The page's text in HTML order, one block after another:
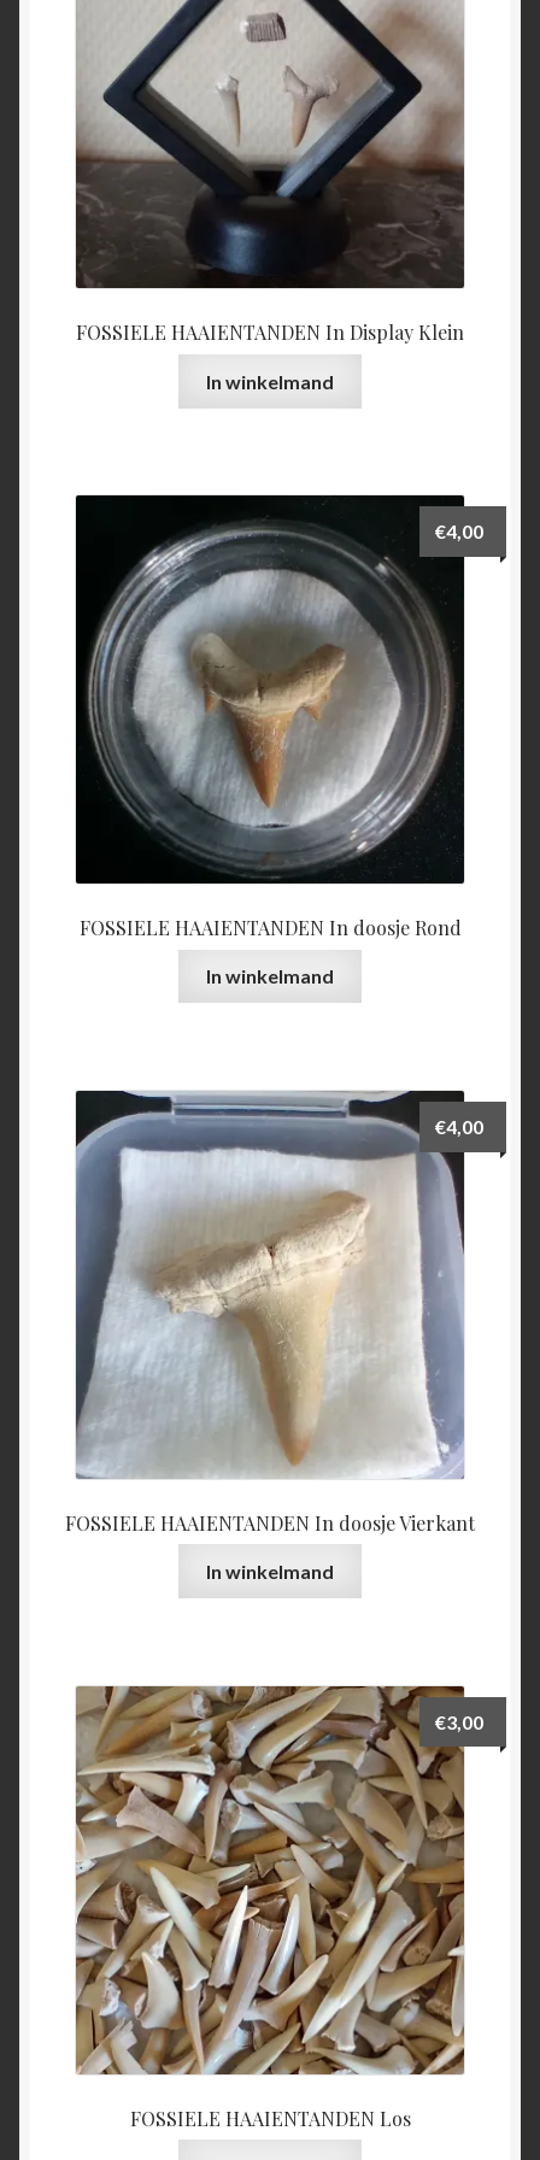
FOSSIELE HAAIENTANDEN In Display Klein
In winkelmand
FOSSIELE HAAIENTANDEN In doosje Rond
€4,00
In winkelmand
FOSSIELE HAAIENTANDEN In doosje Vierkant
€4,00
In winkelmand
FOSSIELE HAAIENTANDEN Los
€3,00